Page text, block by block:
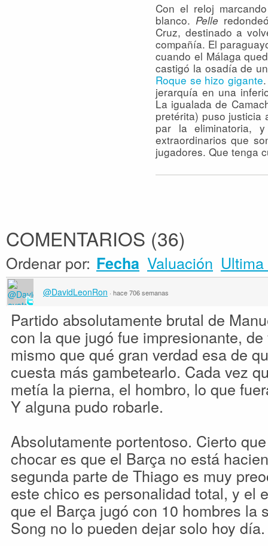
Con el reloj
blanco. Pelle
Cruz, destinado a
compañía. El
cuando el Málaga
castigó la osadía de
Roque se hizo gigante
jerarquía en una
La igualada de
pretérita) puso justicia
par la eliminatoria,
extraordinarios que
jugadores. Que tenga
COMENTARIOS (36)
Ordenar por: Fecha Valuación
@DavidLeonRon · hace 706 semanas
Partido absolutamente brutal de
con la que jugó fue impresionante,
mismo que qué gran verdad esa de
cuesta más gambetearlo. Cada vez
metía la pierna, el hombro, lo que
Y alguna pudo robarle.
Absolutamente portentoso. Cierto
chocar es que el Barça no está
segunda parte de Thiago es muy
este chico es personalidad total, y el
que el Barça jugó con 10 hombres la
Song no lo pueden dejar solo hoy día.